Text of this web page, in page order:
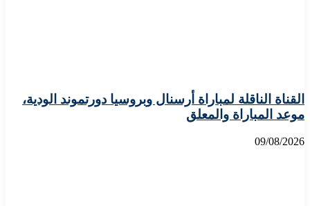
القناة الناقلة لمباراة أرسنال وبروسيا دورتموند الودية،
موعد المباراة والمعلق
09/08/2026